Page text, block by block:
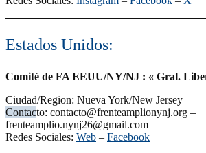
Estados Unidos:
Comité de FA EEUU/NY/NJ : « Gral.
Ciudad/Region: Nueva York/New Jersey
Contacto: contacto@frenteamplionynj.org –
frenteamplio.nynj26@gmail.com
Redes Sociales: Web – Facebook